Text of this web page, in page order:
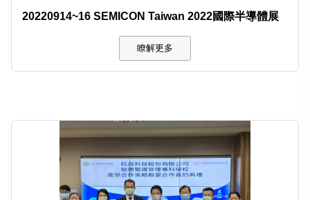
20220914~16 SEMICON Taiwan 2022國際半導體展
瞭解更多